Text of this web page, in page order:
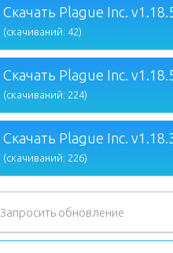
Скачать Plague Inc.
(скачиваний: 42)
Скачать Plague Inc.
(скачиваний: 224)
Скачать Plague Inc.
(скачиваний: 226)
Запросить обновление